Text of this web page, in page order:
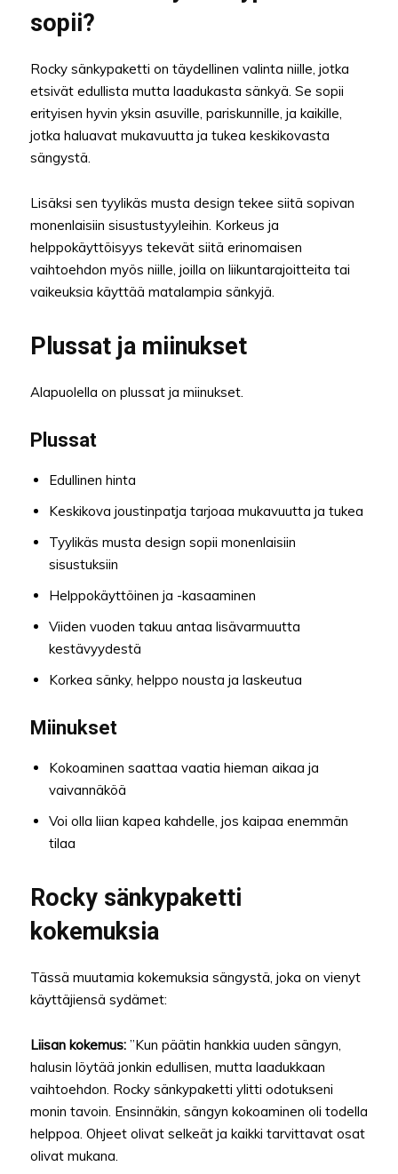
sopii?
Rocky sänkypaketti on täydellinen valinta niille, jotka
etsivät edullista mutta laadukasta sänkyä. Se sopii
erityisen hyvin yksin asuville, pariskunnille, ja kaikille,
jotka haluavat mukavuutta ja tukea keskikovasta
sängystä.
Lisäksi sen tyylikäs musta design tekee siitä sopivan
monenlaisiin sisustustyyleihin. Korkeus ja
helppokäyttöisyys tekevät siitä erinomaisen
vaihtoehdon myös niille, joilla on liikuntarajoitteita tai
vaikeuksia käyttää matalampia sänkyjä.
Plussat ja miinukset
Alapuolella on plussat ja miinukset.
Plussat
Edullinen hinta
Keskikova joustinpatja tarjoaa mukavuutta ja tukea
Tyylikäs musta design sopii monenlaisiin
sisustuksiin
Helppokäyttöinen ja -kasaaminen
Viiden vuoden takuu antaa lisävarmuutta
kestävyydestä
Korkea sänky, helppo nousta ja laskeutua
Miinukset
Kokoaminen saattaa vaatia hieman aikaa ja
vaivannäköä
Voi olla liian kapea kahdelle, jos kaipaa enemmän
tilaa
Rocky sänkypaketti
kokemuksia
Tässä muutamia kokemuksia sängystä, joka on vienyt
käyttäjiensä sydämet:
Liisan kokemus: ”Kun päätin hankkia uuden sängyn,
halusin löytää jonkin edullisen, mutta laadukkaan
vaihtoehdon. Rocky sänkypaketti ylitti odotukseni
monin tavoin. Ensinnäkin, sängyn kokoaminen oli todella
helppoa. Ohjeet olivat selkeät ja kaikki tarvittavat osat
olivat mukana.